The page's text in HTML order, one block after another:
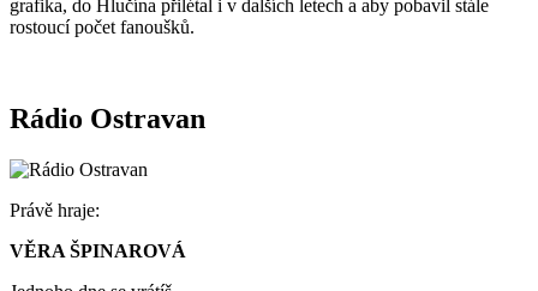
grafika, do Hlučína přilétal i v dalších letech a aby pobavil stále
rostoucí počet fanoušků.
Rádio Ostravan
Právě hraje:
VĚRA ŠPINAROVÁ